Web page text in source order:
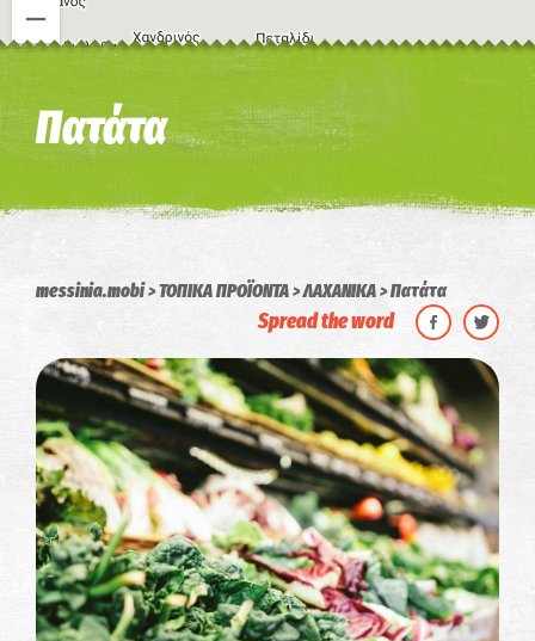
Η εικόνα ενδέχεται να υπόκειται σε πνευματικά δικαιώματα Όροι
Πατάτα
messinia.mobi ΤΟΠΙΚΑ ΠΡΟΪΟΝΤΑ ΛΑΧΑΝΙΚΑ Πατάτα
Spread the word